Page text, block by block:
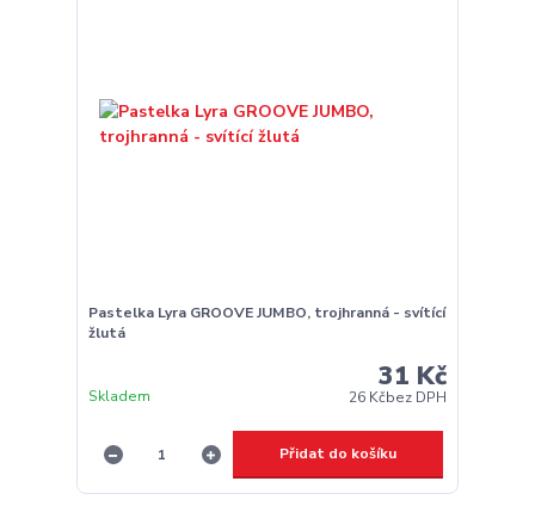
Pastelka Lyra GROOVE JUMBO, trojhranná - svítící
žlutá
31 Kč
26 Kčbez DPH
Skladem
Přidat do košíku